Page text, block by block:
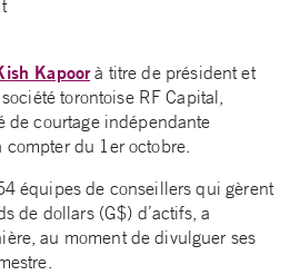
Kapoor à titre de président et
torontoise RF Capital,
de courtage indépendante
du 1er octobre.
équipes de conseillers qui gèrent
de dollars (G$) d’actifs, a
au moment de divulguer ses